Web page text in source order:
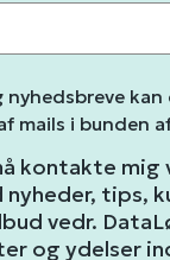
mails i bunden
kontakte mig
tips,
vedr.
og ydelser